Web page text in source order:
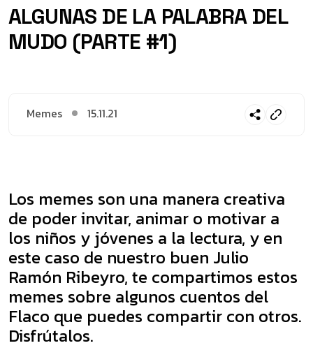
ALGUNAS DE LA PALABRA DEL
MUDO (PARTE #1)
Memes 15.11.21
Los memes son una manera creativa
de poder invitar, animar o motivar a
los niños y jóvenes a la lectura, y en
este caso de nuestro buen Julio
Ramón Ribeyro, te compartimos estos
memes sobre algunos cuentos del
Flaco que puedes compartir con otros.
Disfrútalos.